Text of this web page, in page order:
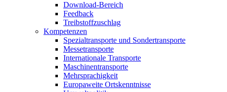
Download-Bereich
Feedback
Treibstoffzuschlag
Kompetenzen
Spezialtransporte und Sondertransporte
Messetransporte
Internationale Transporte
Maschinentransporte
Mehrsprachigkeit
Europaweite Ortskenntnisse